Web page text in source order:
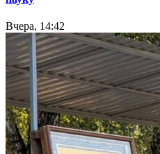
Вчера, 14:42